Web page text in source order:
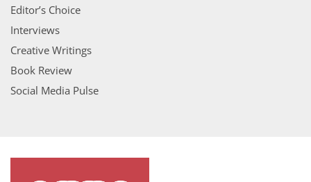
Editor’s Choice
Interviews
Creative Writings
Book Review
Social Media Pulse